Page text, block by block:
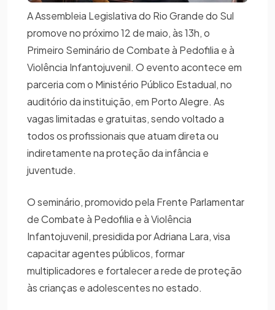
A Assembleia Legislativa do Rio Grande do Sul
promove no próximo 12 de maio, às 13h, o
Primeiro Seminário de Combate à Pedofilia e à
Violência Infantojuvenil. O evento acontece em
parceria com o Ministério Público Estadual, no
auditório da instituição, em Porto Alegre. As
vagas limitadas e gratuitas, sendo voltado a
todos os profissionais que atuam direta ou
indiretamente na proteção da infância e
juventude.
O seminário, promovido pela Frente Parlamentar
de Combate à Pedofilia e à Violência
Infantojuvenil, presidida por Adriana Lara, visa
capacitar agentes públicos, formar
multiplicadores e fortalecer a rede de proteção
às crianças e adolescentes no estado.